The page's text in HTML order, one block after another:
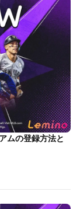
ムの登録方法と